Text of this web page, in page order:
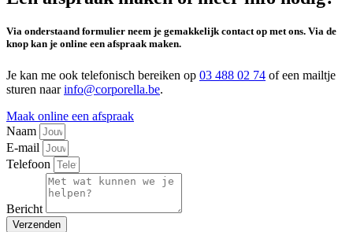
Via onderstaand formulier neem je gemakkelijk contact op met ons. Via de
knop kan je online een afspraak maken.
Je kan me ook telefonisch bereiken op 03 488 02 74 of een mailtje
sturen naarinfo@corporella.be.
Maak online een afspraak
Naam
E-mail
Telefoon
Bericht
Verzenden